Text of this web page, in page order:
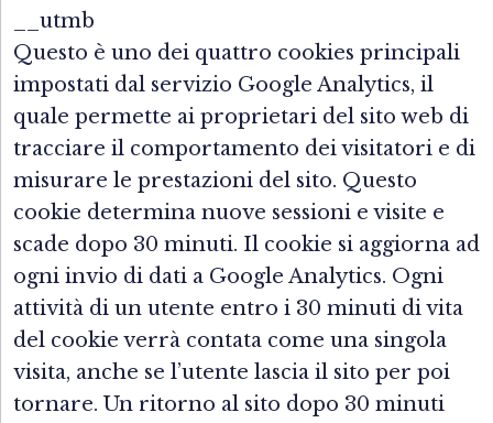
__utmb
Questo è uno dei quattro cookies principali
impostati dal servizio Google Analytics, il
quale permette ai proprietari del sito web di
tracciare il comportamento dei visitatori e di
misurare le prestazioni del sito. Questo
cookie determina nuove sessioni e visite e
scade dopo 30 minuti. Il cookie si aggiorna ad
ogni invio di dati a Google Analytics. Ogni
attività di un utente entro i 30 minuti di vita
del cookie verrà contata come una singola
visita, anche se l’utente lascia il sito per poi
tornare. Un ritorno al sito dopo 30 minuti